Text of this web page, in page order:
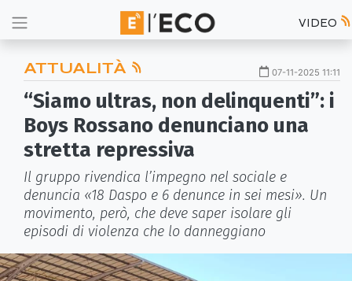
VIDEO
ATTUALITÀ 07-11-2025 11:11
“Siamo ultras, non delinquenti”: i
Boys Rossano denunciano una
stretta repressiva
Il gruppo rivendica l’impegno nel sociale e
denuncia «18 Daspo e 6 denunce in sei mesi». Un
movimento, però, che deve saper isolare gli
episodi di violenza che lo danneggiano